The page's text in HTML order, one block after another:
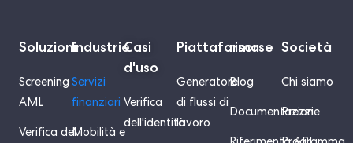
Soluzioni
Screening
AML
Verifica del
Industrie
Servizi
finanziari
Mobilità e
Casi
d'uso
Verifica
dell'identità
Piattaforma
Generatore
di flussi di
lavoro
risorse
Blog
Documentazione
Società
Chi siamo
Prezzi